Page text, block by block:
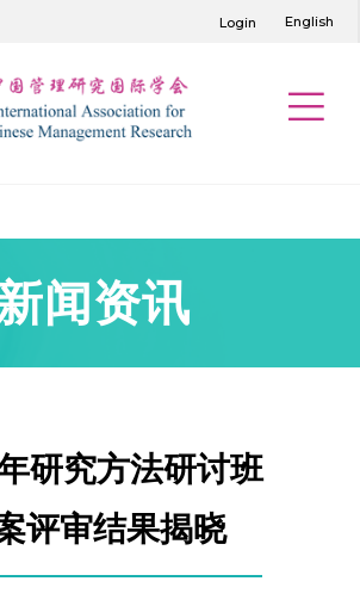
Login English
闻资讯
研究方法研讨班
评审结果揭晓